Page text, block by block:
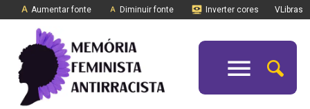
Aumentar fonte Diminuir fonte Inverter cores VLibras